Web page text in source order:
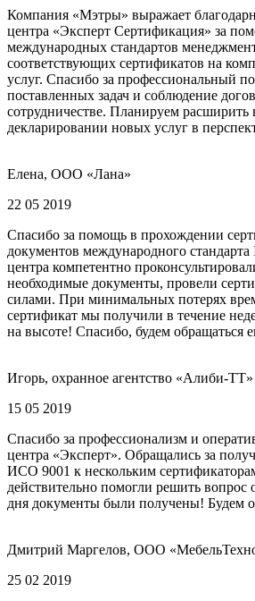
Компания «Мэтры» выражает
центра «Эксперт Сертификация» за
международных стандартов
соответствующих сертификатов на
услуг. Спасибо за профессиональный
поставленных задач и соблюдение
сотрудничестве. Планируем
декларировании новых услуг в
Елена, ООО «Лана»
22 05 2019
Спасибо за помощь в прохождении
документов международного
центра компетентно
необходимые документы, провели
силами. При минимальных потерях
сертификат мы получили в течение
на высоте! Спасибо, будем обращаться
Игорь, охранное агентство «Алиби-ТТ»
15 05 2019
Спасибо за профессионализм и
центра «Эксперт». Обращались за
ИСО 9001 к нескольким
действительно помогли решить вопрос
дня документы были получены! Будем
Дмитрий Маргелов, ООО
25 02 2019